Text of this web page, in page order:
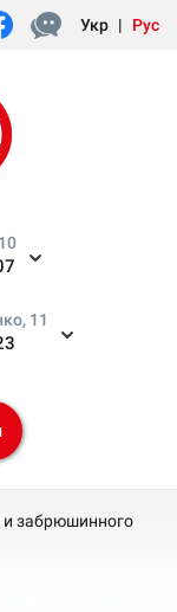
Укр | Рус
11
забрюшинного